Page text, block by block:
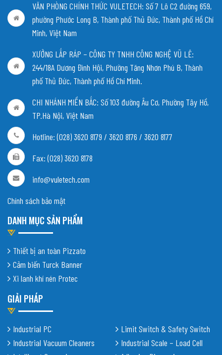
VĂN PHÒNG CHÍNH THỨC VULETECH: Số 7 Lô C2 đường 659,
phường Phước Long B, Thành phố Thủ Đức, Thành phố Hồ Chí
Minh, Việt Nam
XƯỞNG LẮP RÁP – CÔNG TY TNHH CÔNG NGHỆ VŨ LÊ:
244/18A Dương Đình Hội, Phường Tăng Nhơn Phú B, Thành
phố Thủ Đức, Thành phố Hồ Chí Minh.
CHI NHÁNH MIỀN BẮC: Số 103 đường Âu Cơ, Phường Tây Hồ,
TP.Hà Nội, Việt Nam
Hotline: (028) 3620 8179 / 3620 8176 / 3620 8177
Fax: (028) 3620 8178
info@vuletech.com
Chính sách bảo mật
DANH MỤC SẢN PHẨM
Thiết bị an toàn Pizzato
Cảm biến Turck Banner
Xi lanh khí nén Protec
GIẢI PHÁP
Industrial PC
Industrial Vacuum Cleaners
Limit Switch & Safety Switch
Industrial Scale – Load Cell